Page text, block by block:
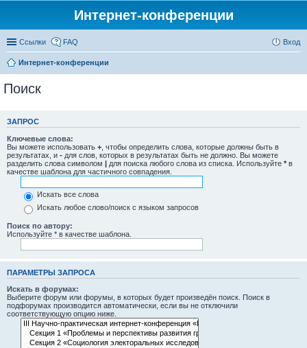
Интернет-конференции
Ссылки FAQ Вход
Интернет-конференции
Поиск
ЗАПРОС
Ключевые слова:
Вы можете использовать + , чтобы определить слова, которые должны быть в
результатах, и - для слов, которых в результатах быть не должно. Вы можете
разделить слова символом | для поиска любого слова из списка. Используйте * в
качестве шаблона для частичного совпадения.
Искать все слова
Искать любое слово/поиск с языком запросов
Поиск по автору:
Используйте * в качестве шаблона.
ПАРАМЕТРЫ ЗАПРОСА
Искать в форумах:
Выберите форум или форумы, в которых будет произведён поиск. Поиск в
подфорумах производится автоматически, если вы не отключили
соответствующую опцию ниже.